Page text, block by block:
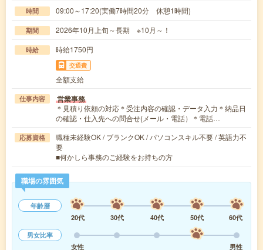
時間 09:00～17:20(実働7時間20分 休憩1時間)
期間 2026年10月上旬～長期 ※10月～！
時給 時給1750円
交通費
全額支給
仕事内容 営業事務
＊見積り依頼の対応＊受注内容の確認・データ入力＊納品日
の確認・仕入先への問合せ(メール・電話）＊電話…
応募資格
職種未経験OK / ブランクOK / パソコンスキル不要 / 英語力不
要
■何かしら事務のご経験をお持ちの方
職場の雰囲気
年齢層
20代
30代 40代 50代
60代
男女比率
女性
男性